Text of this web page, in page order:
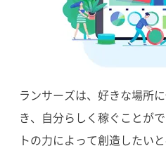
ランサーズは、好きな場所
き、自分らしく稼ぐことが
トの力によって創造したい